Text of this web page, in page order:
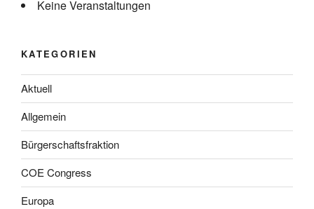
Keine Veranstaltungen
KATEGORIEN
Aktuell
Allgemein
Bürgerschaftsfraktion
COE Congress
Europa